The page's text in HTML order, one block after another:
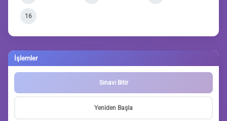
16
İşlemler
Sınavı Bitir
Yeniden Başla